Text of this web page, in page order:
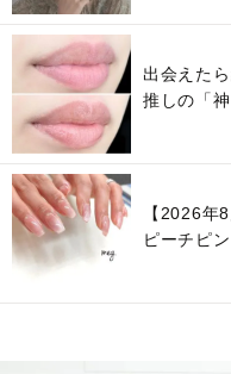
出会えた
推しの「神
【2026年
ピーチピ